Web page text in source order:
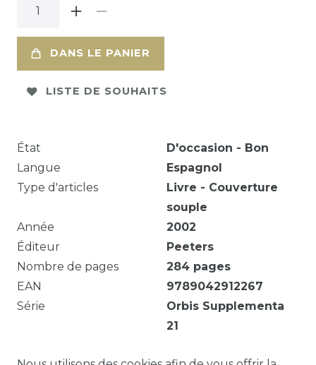
DANS LE PANIER
LISTE DE SOUHAITS
État
D'occasion - Bon
Langue
Espagnol
Type d'articles
Livre - Couverture
souple
Année
2002
Éditeur
Peeters
Nombre de pages
284 pages
EAN
9789042912267
Série
Orbis Supplementa
21